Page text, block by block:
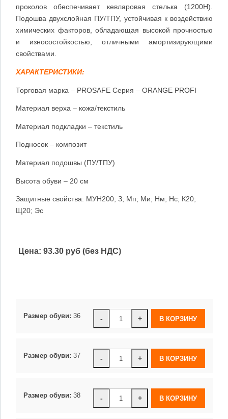
проколов обеспечивает кевларовая стелька (1200Н).
Подошва двухслойная ПУ/ТПУ, устойчивая к воздействию
химических факторов, обладающая высокой прочностью
и износостойкостью, отличными амортизирующими
свойствами.
ХАРАКТЕРИСТИКИ:
Торговая марка – PROSAFE Серия – ORANGE PROFI
Материал верха – кожа/текстиль
Материал подкладки – текстиль
Подносок – композит
Материал подошвы (ПУ/ТПУ)
Высота обуви – 20 см
Защитные свойства: МУН200; З; Мп; Ми; Нм; Нс; К20;
Щ20; Эс
Цена: 93.30 руб (без НДС)
- +
Размер обуви: 36
- +
Размер обуви: 37
- +
Размер обуви: 38